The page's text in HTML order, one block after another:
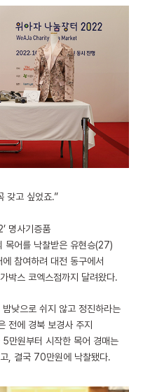
갖고 싶었죠.”
명사기증품
목어를 낙찰받은 유현승(27)
참여하려 대전 동구에서
박스 코엑스점까지 달려왔다.
낮으로 쉬지 않고 정진하라는
전에 경북 보경사 주지
만원부터 시작한 목어 경매는
, 결국 70만원에 낙찰됐다.